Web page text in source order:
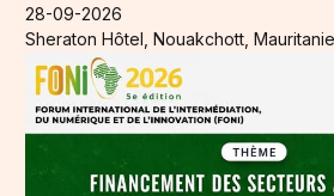
28-09-2026
Sheraton Hôtel, Nouakchott, Mauritanie